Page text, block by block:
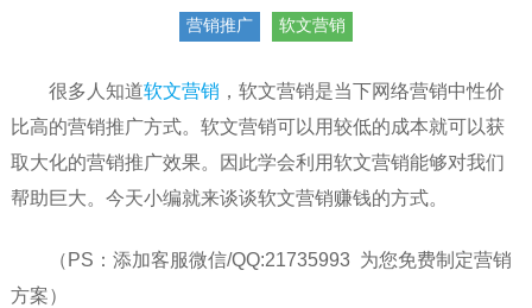
营销推广
软文营销
很多人知道软文营销 ，软文营销是当下网络营销中性价
比高的营销推广方式。软文营销可以用较低的成本就可以获
取大化的营销推广效果。因此学会利用软文营销能够对我们
帮助巨大。今天小编就来谈谈软文营销赚钱的方式。
（PS：添加客服微信/QQ:21735993 为您免费制定营销
方案）